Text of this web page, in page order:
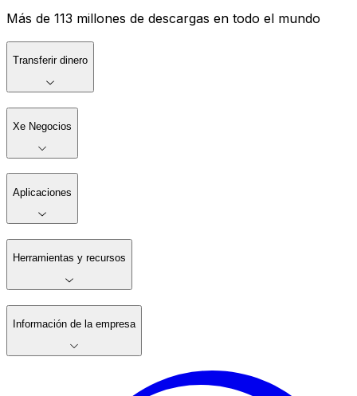
Más de 113 millones de descargas en todo el mundo
Transferir dinero
Xe Negocios
Aplicaciones
Herramientas y recursos
Información de la empresa